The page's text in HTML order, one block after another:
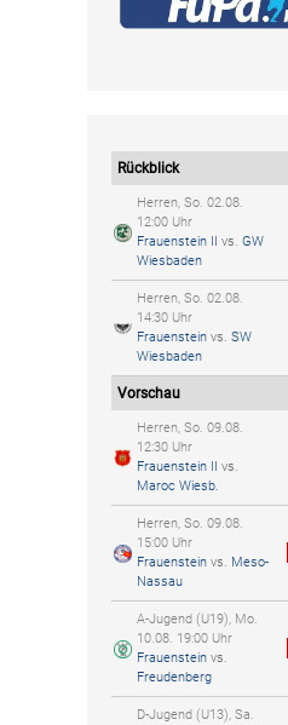
Rückblick
Herren, So. 02.08.
12:00 Uhr
Frauenstein II
vs. GW
Wiesbaden
Herren, So. 02.08.
14:30 Uhr
Frauenstein vs. SW
Wiesbaden
Vorschau
Herren, So. 09.08.
12:30 Uhr
Frauenstein II
vs.
Maroc Wiesb.
Herren, So. 09.08.
15:00 Uhr
Frauenstein vs. Meso-
Nassau
A-Jugend (U19), Mo.
10.08. 19:00 Uhr
Frauenstein vs.
Freudenberg
D-Jugend (U13), Sa.